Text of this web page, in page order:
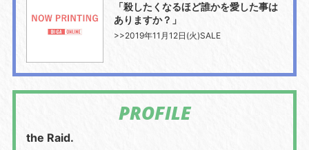
「殺したくなるほど誰かを愛した事は
ありますか？」
>>2019年11月12日(火)SALE
PROFILE
the Raid.